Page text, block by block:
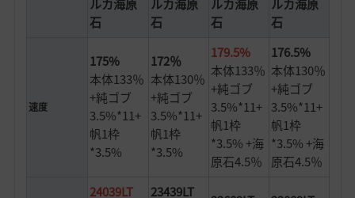
ルカ海原
石
ルカ海原
石
ルカ海原
石
ルカ海原
石
速度
175%
本体133％
+純ゴブ
3.5%*11+
帆1枠
*3.5%
172％
本体130％
+純ゴブ
3.5%*11+
帆1枠
*3.5%
179.5%
本体133％
+純ゴブ
3.5%*11+
帆1枠
*3.5% +海
原石4.5％
176.5%
本体130％
+純ゴブ
3.5%*11+
帆1枠
*3.5% +海
原石4.5％
24039LT
23439LT